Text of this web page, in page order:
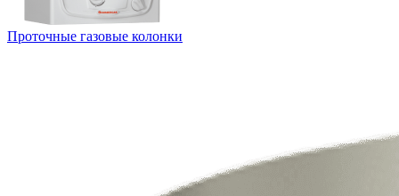
Проточные газовые колонки